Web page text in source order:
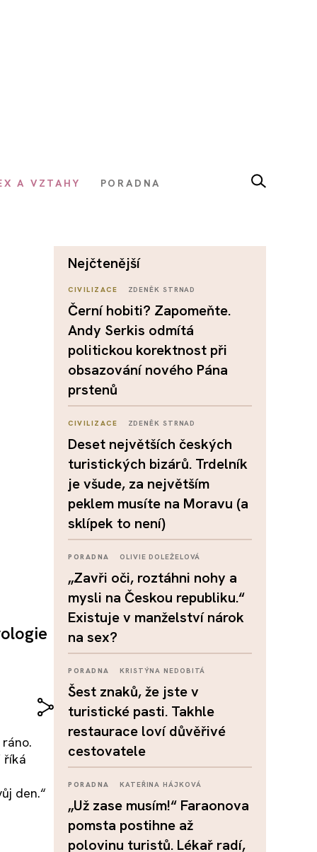
A VZTAHY PORADNA
říká
den.“
nejčtenější
CIVILIZACE ZDENĚK STRNAD
Černí hobiti? Zapomeňte.
Andy Serkis odmítá
politickou korektnost při
obsazování nového Pána
prstenů
CIVILIZACE ZDENĚK STRNAD
Deset největších českých
turistických bizárů. Trdelník
je všude, za největším
peklem musíte na Moravu (a
sklípek to není)
PORADNA OLIVIE DOLEŽELOVÁ
„Zavři oči, roztáhni nohy a
mysli na Českou republiku.“
Existuje v manželství nárok
na sex?
PORADNA KRISTÝNA NEDOBITÁ
Šest znaků, že jste v
turistické pasti. Takhle
restaurace loví důvěřivé
cestovatele
PORADNA KATEŘINA HÁJKOVÁ
„Už zase musím!“ Faraonova
pomsta postihne až
polovinu turistů. Lékař radí,